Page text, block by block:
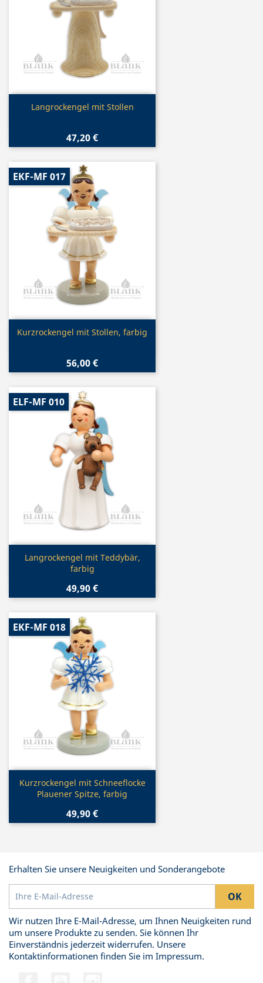
Vorschau
Langrockengel mit Stollen
47,20 €
Vorschau
Kurzrockengel mit Stollen, farbig
56,00 €
EKF-MF 017
Vorschau
Langrockengel mit Teddybär,
farbig
49,90 €
ELF-MF 010
Vorschau
Kurzrockengel mit Schneeflocke
Plauener Spitze, farbig
49,90 €
EKF-MF 018
Erhalten Sie unsere Neuigkeiten und Sonderangebote
Wir nutzen Ihre E-Mail-Adresse, um Ihnen Neuigkeiten rund
um unsere Produkte zu senden. Sie können Ihr
Einverständnis jederzeit widerrufen. Unsere
Kontaktinformationen finden Sie im Impressum.